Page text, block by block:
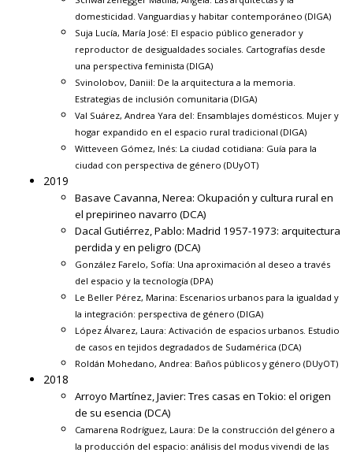
domesticidad. Vanguardias y habitar contemporáneo (DIGA)
Suja Lucía, María José: El espacio público generador y
reproductor de desigualdades sociales. Cartografías desde
una perspectiva feminista (DIGA)
Svinolobov, Daniil: De la arquitectura a la memoria.
Estrategias de inclusión comunitaria (DIGA)
Val Suárez, Andrea Yara del: Ensamblajes domésticos. Mujer y
hogar expandido en el espacio rural tradicional (DIGA)
Witteveen Gómez, Inés: La ciudad cotidiana: Guía para la
ciudad con perspectiva de género (DUyOT)
2019
Basave Cavanna, Nerea: Okupación y cultura rural en
el prepirineo navarro (DCA)
Dacal Gutiérrez, Pablo: Madrid 1957-1973: arquitectura
perdida y en peligro (DCA)
González Farelo, Sofía: Una aproximación al deseo a través
del espacio y la tecnología (DPA)
Le Beller Pérez, Marina: Escenarios urbanos para la igualdad y
la integración: perspectiva de género (DIGA)
López Álvarez, Laura: Activación de espacios urbanos. Estudio
de casos en tejidos degradados de Sudamérica (DCA)
Roldán Mohedano, Andrea: Baños públicos y género (DUyOT)
2018
Arroyo Martínez, Javier:Tres casas en Tokio: el origen
de su esencia (DCA)
Camarena Rodríguez, Laura: De la construcción del género a
la producción del espacio: análisis del modus vivendi de las